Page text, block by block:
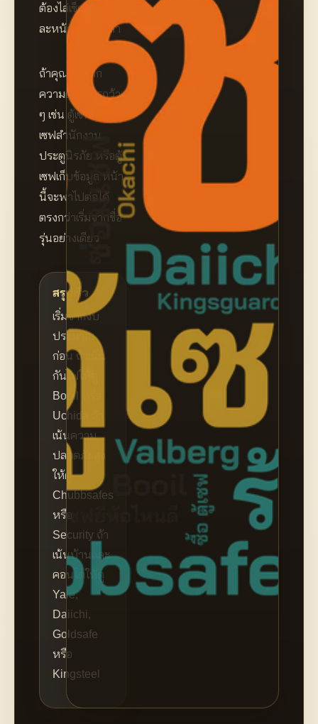
ต้องไล่เช็กชื่อยี่ห้อที
ละหน้าให้เสียเวลา
ถ้าคุณเริ่มจาก
ความต้องการกว้าง
ๆ เช่น ตู้เซฟบ้าน ตู้
เซฟสำนักงาน
ประตูนิรภัย หรือตู้
เซฟเก็บข้อมูล หน้า
นี้จะพาไปต่อได้
ตรงกว่าเริ่มจากชื่อ
รุ่นอย่างเดียว
สรุปเร็ว
เริ่มจากงบ
ประมาณ
ก่อน ถ้าเน้น
กันไฟให้ดู
Booil หรือ
Uchida ถ้า
เน้นความ
ปลอดภัยสูง
ให้ดู
Chubbsafes
หรือ
Security ถ้า
เน้นบ้านและ
คอนโดให้ดู
Yale,
Daiichi,
Goldsafe
หรือ
Kingsteel